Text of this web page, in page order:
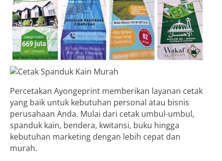
Percetakan Ayongeprint memberikan layanan cetak
yang baik untuk kebutuhan personal atau bisnis
perusahaan Anda. Mulai dari cetak umbul-umbul,
spanduk kain, bendera, kwitansi, buku hingga
kebutuhan marketing dengan lebih cepat dan
murah.